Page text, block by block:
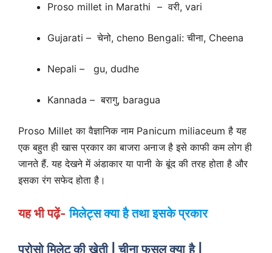
Proso millet in Marathi – वरी, vari
Gujarati – चेनो, cheno Bengali: चीना, Cheena
Nepali – gu, dudhe
Kannada – बरागु, baragua
Proso Millet का वैज्ञानिक नाम Panicum miliaceum है यह
एक बहुत ही खास प्रकार का बाजरा अनाज है इसे काफी कम लोग ही
जानते हैं. यह देखने में अंडाकार या पानी के बूंद की तरह होता है और
इसका रंग सफेद होता है।
यह भी पढ़ें- मिलेट्स क्या है तथा इसके प्रकार
प्रोसो मिलेट की खेती | चीना फसल क्या है |